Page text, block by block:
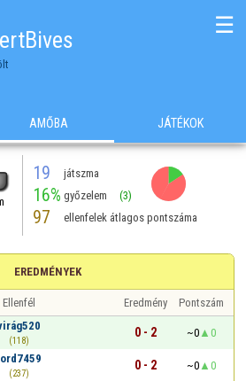
☰
AMŐBA JÁTÉKOK
19 játszma
16% győzelem (3)
97 ellenfelek átlagos pontszáma
EREDMÉNYEK
Ellenfél Eredmény
Pontszám
(118)
0 - 2 ~0
0
(237)
0 - 2 ~0
0